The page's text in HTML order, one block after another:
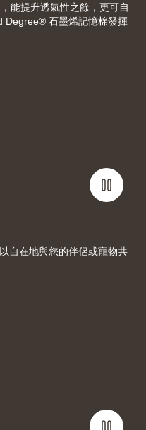
能提升透氣性之餘，更可自
Degree® 石墨烯記憶棉發揮
自在地與您的伴侶或寵物共